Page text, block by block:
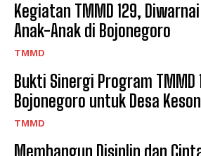
Kegiatan TMMD 129,
Anak-Anak di Bojonegoro
TMMD
Bukti Sinergi Program TMMD
Bojonegoro untuk Desa
TMMD
Membangun Disiplin dan